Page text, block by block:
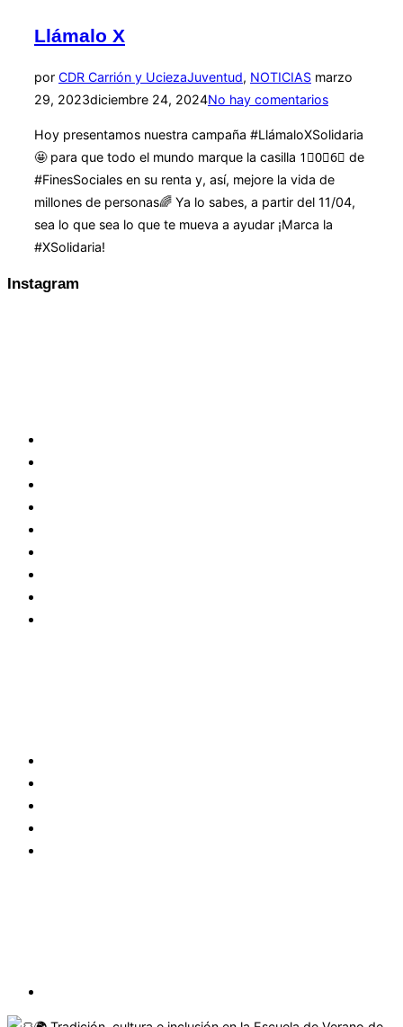
Llámalo X
por CDR Carrión y UciezaJuventud, NOTICIASPublicado
el
marzo
29, 2023diciembre 24, 2024No hay comentarios
Hoy presentamos nuestra campaña #LlámaloXSolidaria
🤩 para que todo el mundo marque la casilla 1⃣0⃣6⃣ de
#FinesSociales en su renta y, así, mejore la vida de
millones de personas🌈 Ya lo sabes, a partir del 11/04,
sea lo que sea lo que te mueva a ayudar ¡Marca la
#XSolidaria!
Instagram